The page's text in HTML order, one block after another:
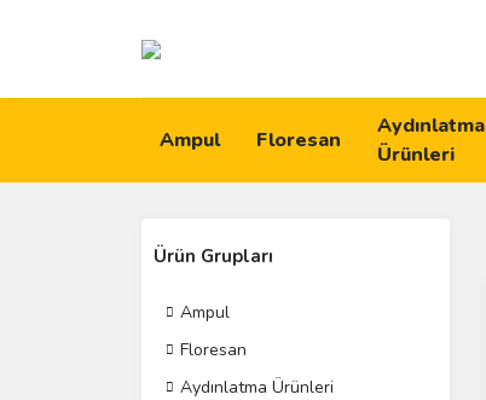
Ampul Floresan
Aydınlatma
Ürünleri
Ürün Grupları
Ampul
Floresan
Aydınlatma Ürünleri